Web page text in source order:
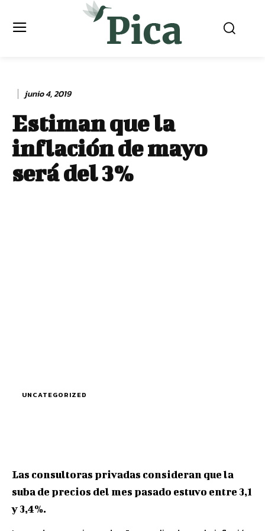
junio 4, 2019
Estiman que la
inflación de mayo
será del 3%
UNCATEGORIZED
Las consultoras privadas consideran que la
suba de precios del mes pasado estuvo entre 3,1
y 3,4%.